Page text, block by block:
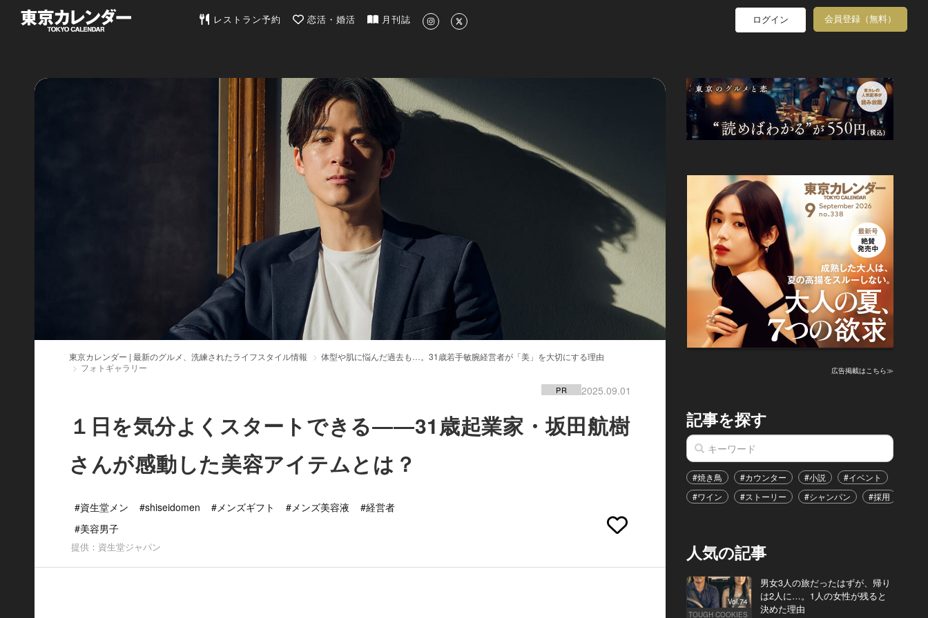
東京カレンダー | 最新のグルメ、洗練されたライフスタイル情報
レストラン予約 恋活・婚活 月刊誌 ログイン 会員登録（無料）
東京カレンダー | 最新のグルメ、洗練されたライフスタイル情報
体型や肌に悩んだ過去も…。31歳若手敏腕経営者が「美」を大切にする理由
フォトギャラリー
PR 2025.09.01
１日を気分よくスタートできる――31歳起業家・坂田航樹
さんが感動した美容アイテムとは？
#資生堂メン #shiseidomen #メンズギフト #メンズ美容液
#経営者
#美容男子
提供：資生堂ジャパン
広告掲載はこちら≫
記事を探す
#焼き鳥 #カウンター #小説 #イベント
#ワイン
#ストーリー #シャンパン #採用
人気の記事
Vol.74
TOUGH COOKIES
男女3人の旅だったはずが、帰り
は2人に…。1人の女性が残ると
決めた理由